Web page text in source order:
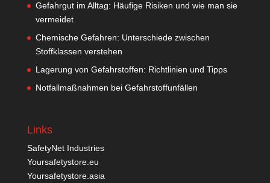
Gefahrgut im Alltag: Häufige Risiken und wie man sie
vermeidet
Chemische Gefahren: Unterschiede zwischen
Stoffklassen verstehen
Lagerung von Gefahrstoffen: Richtlinien und Tipps
Notfallmaßnahmen bei Gefahrstoffunfällen
Links
SafetyNet Industries
Yoursafetystore.eu
Yoursafetystore.asia